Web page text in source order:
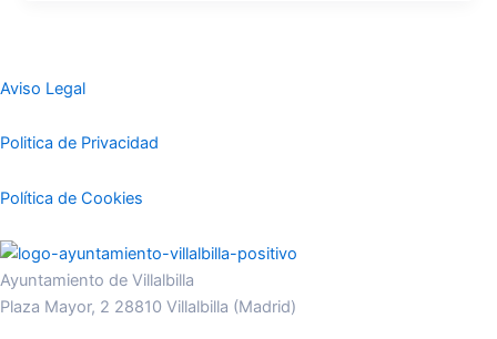
Aviso Legal
Politica de Privacidad
Política de Cookies
Ayuntamiento de Villalbilla
Plaza Mayor, 2 28810 Villalbilla (Madrid)